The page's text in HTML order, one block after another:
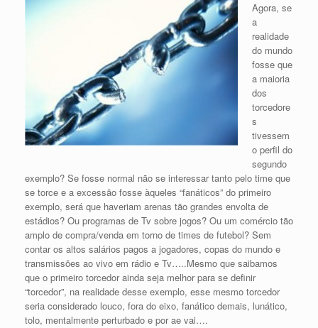
Agora, se
a
realidade
do mundo
fosse que
a maioria
dos
torcedore
s
tivessem
o perfil do
segundo
exemplo? Se fosse normal não se interessar tanto pelo time que
se torce e a excessão fosse àqueles “fanáticos” do primeiro
exemplo, será que haveriam arenas tão grandes envolta de
estádios? Ou programas de Tv sobre jogos? Ou um comércio tão
amplo de compra/venda em torno de times de futebol? Sem
contar os altos salários pagos a jogadores, copas do mundo e
transmissões ao vivo em rádio e Tv…..Mesmo que saibamos
que o primeiro torcedor ainda seja melhor para se definir
“torcedor”, na realidade desse exemplo, esse mesmo torcedor
seria considerado louco, fora do eixo, fanático demais, lunático,
tolo, mentalmente perturbado e por ae vai….